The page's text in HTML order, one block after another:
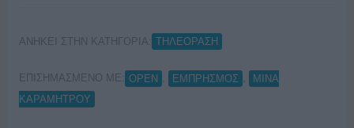
ΑΝΗΚΕΙ ΣΤΗΝ ΚΑΤΗΓΟΡΙΑ: ΤΗΛΕΟΡΑΣΗ
ΕΠΙΣΗΜΑΣΜΕΝΟ ΜΕ: OPEN ΕΜΠΡΗΣΜΟΣ
ΜΙΝΑ
ΚΑΡΑΜΗΤΡΟΥ